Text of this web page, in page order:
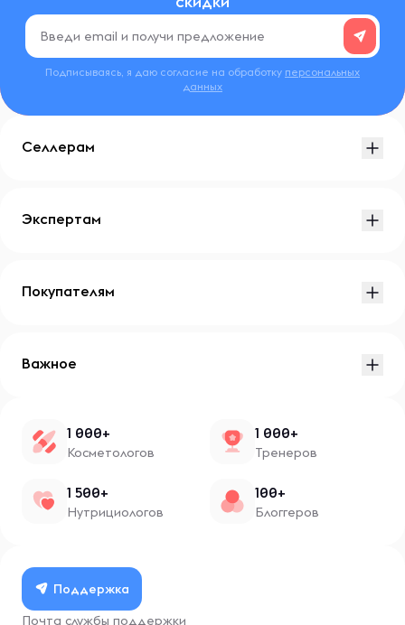
Подписываясь, я даю согласие на обработку персональных
данных
Селлерам
Экспертам
Покупателям
Важное
1 000+
Косметологов
1 000+
Тренеров
1 500+
Нутрициологов
100+
Блоггеров
Поддержка
Почта службы поддержки